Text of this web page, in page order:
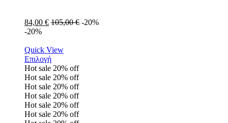
84,00 € 105,00€ -20%
-20%
Quick View
Επιλογή
Hot sale 20% off
Hot sale 20% off
Hot sale 20% off
Hot sale 20% off
Hot sale 20% off
Hot sale 20% off